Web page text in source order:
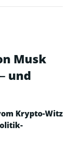
Musk
und
Krypto-Witz